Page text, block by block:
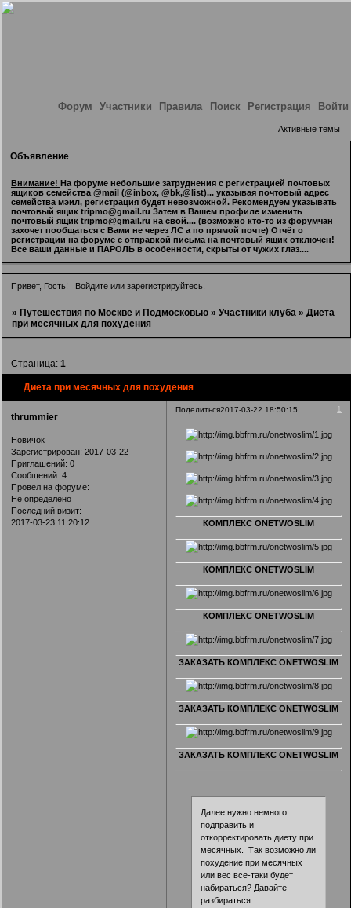
Форум Участники Правила Поиск Регистрация Войти
Активные темы
Объявление
Внимание! На форуме небольшие затруднения с регистрацией почтовых
ящиков семейства @mail (@inbox, @bk,@list)... указывая почтовый адрес
семейства мэил, регистрация будет невозможной. Рекомендуем указывать
почтовый ящик tripmo@gmail.ru Затем в Вашем профиле изменить
почтовый ящик tripmo@gmail.ru на свой.... (возможно кто-то из форумчан
захочет пообщаться с Вами не через ЛС а по прямой почте) Отчёт о
регистрации на форуме с отправкой письма на почтовый ящик отключен!
Все ваши данные и ПАРОЛЬ в особенности, скрыты от чужих глаз....
Привет, Гость! Войдитеили зарегистрируйтесь.
» Путешествия по Москве и Подмосковью »Участники клуба »Диета
при месячных для похудения
Диета при месячных для похудения
Страница:1
Поделиться 1
2017-03-22 18:50:15
thrummier
Новичок
Зарегистрирован: 2017-03-22
Приглашений: 0
Сообщений: 4
Провел на форуме:
Не определено
Последний визит:
2017-03-23 11:20:12
КОМПЛЕКС ONETWOSLIM
КОМПЛЕКС ONETWOSLIM
КОМПЛЕКС ONETWOSLIM
ЗАКАЗАТЬ КОМПЛЕКС ONETWOSLIM
ЗАКАЗАТЬ КОМПЛЕКС ONETWOSLIM
ЗАКАЗАТЬ КОМПЛЕКС ONETWOSLIM
Далее нужно немного
подправить и
откорректировать диету при
месячных. Так возможно ли
похудение при месячных
или вес все-таки будет
набираться? Давайте
разбираться…